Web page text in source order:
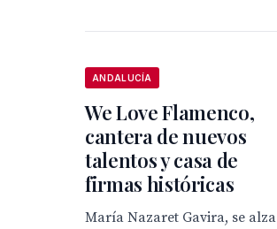
ANDALUCÍA
We Love Flamenco,
cantera de nuevos
talentos y casa de
firmas históricas
María Nazaret Gavira, se alza